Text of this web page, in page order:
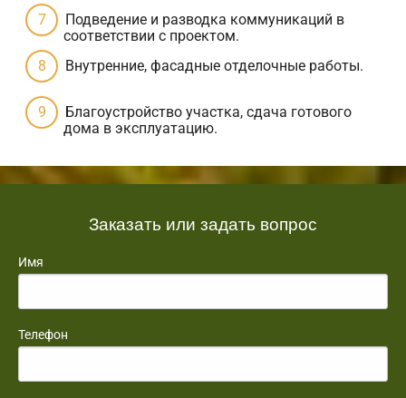
Подведение и разводка коммуникаций в
соответствии с проектом.
Внутренние, фасадные отделочные работы.
Благоустройство участка, сдача готового
дома в эксплуатацию.
Заказать или задать вопрос
Имя
Телефон